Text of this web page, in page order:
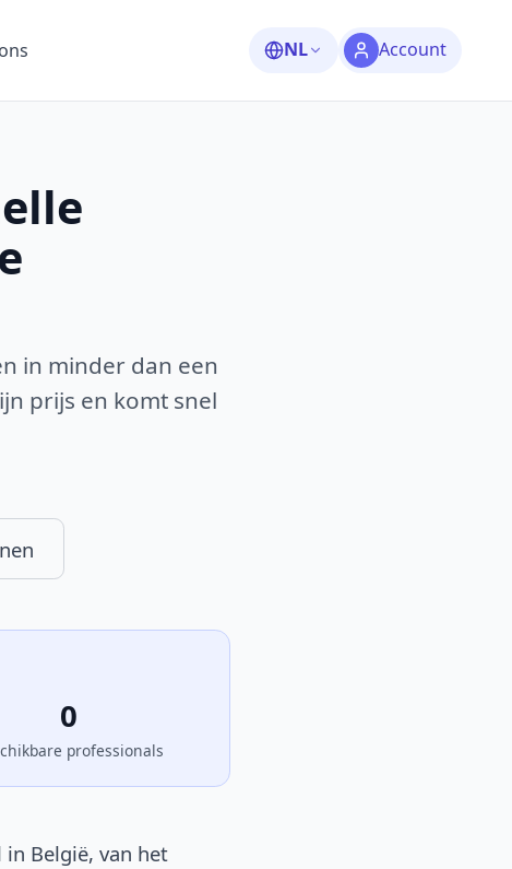
NL Account
in minder dan een
prijs en komt snel
0
professionals
België, van het